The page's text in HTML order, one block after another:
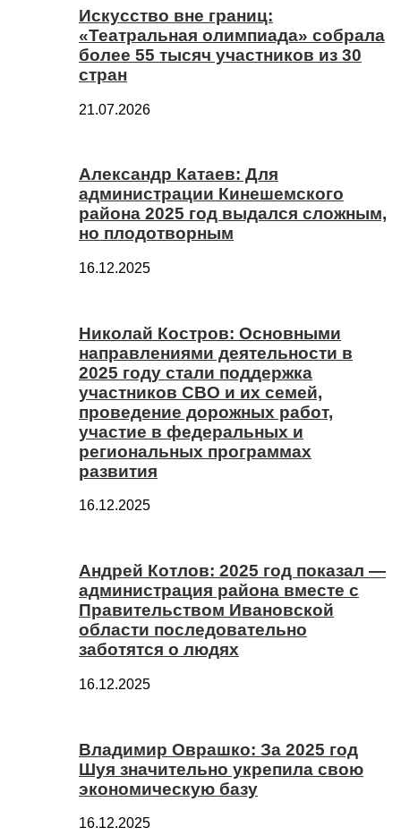
Искусство вне границ:
«Театральная олимпиада» собрала
более 55 тысяч участников из 30
стран
21.07.2026
Александр Катаев: Для
администрации Кинешемского
района 2025 год выдался сложным,
но плодотворным
16.12.2025
Николай Костров: Основными
направлениями деятельности в
2025 году стали поддержка
участников СВО и их семей,
проведение дорожных работ,
участие в федеральных и
региональных программах
развития
16.12.2025
Андрей Котлов: 2025 год показал —
администрация района вместе с
Правительством Ивановской
области последовательно
заботятся о людях
16.12.2025
Владимир Оврашко: За 2025 год
Шуя значительно укрепила свою
экономическую базу
16.12.2025